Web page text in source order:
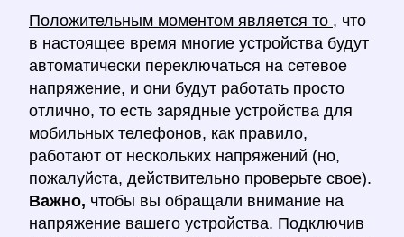
Положительным моментом является то , что
в настоящее время многие устройства будут
автоматически переключаться на сетевое
напряжение, и они будут работать просто
отлично, то есть зарядные устройства для
мобильных телефонов, как правило,
работают от нескольких напряжений (но,
пожалуйста, действительно проверьте свое).
Важно, чтобы вы обращали внимание на
напряжение вашего устройства. Подключив